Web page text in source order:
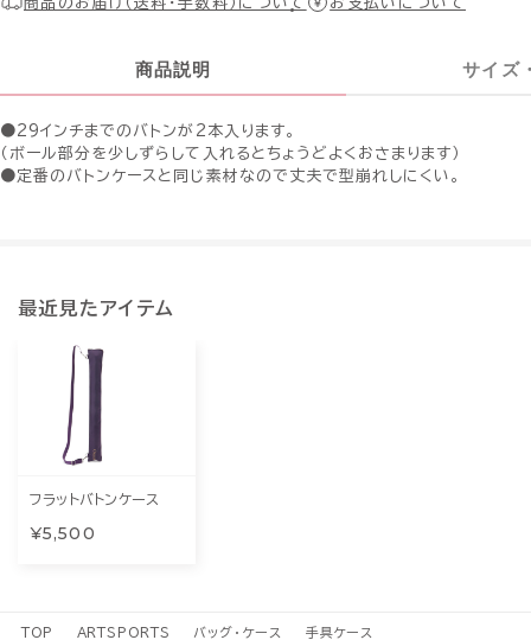
商品説明 サイズ
●29インチまでのバトンが2本入ります。
（ボール部分を少しずらして入れるとちょうどよくおさまります）
●定番のバトンケースと同じ素材なので丈夫で型崩れしにくい。
最近見たアイテム
フラットバトンケース
¥5,500
TOP ARTSPORTS バッグ・ケース 手具ケース